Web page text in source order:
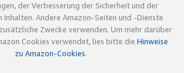
der Verbesserung der Sicherheit und der
Andere Amazon-Seiten und -Dienste
Zwecke verwenden. Um mehr darüber
Cookies verwendet, lies bitte die Hinweise
zu Amazon-Cookies.